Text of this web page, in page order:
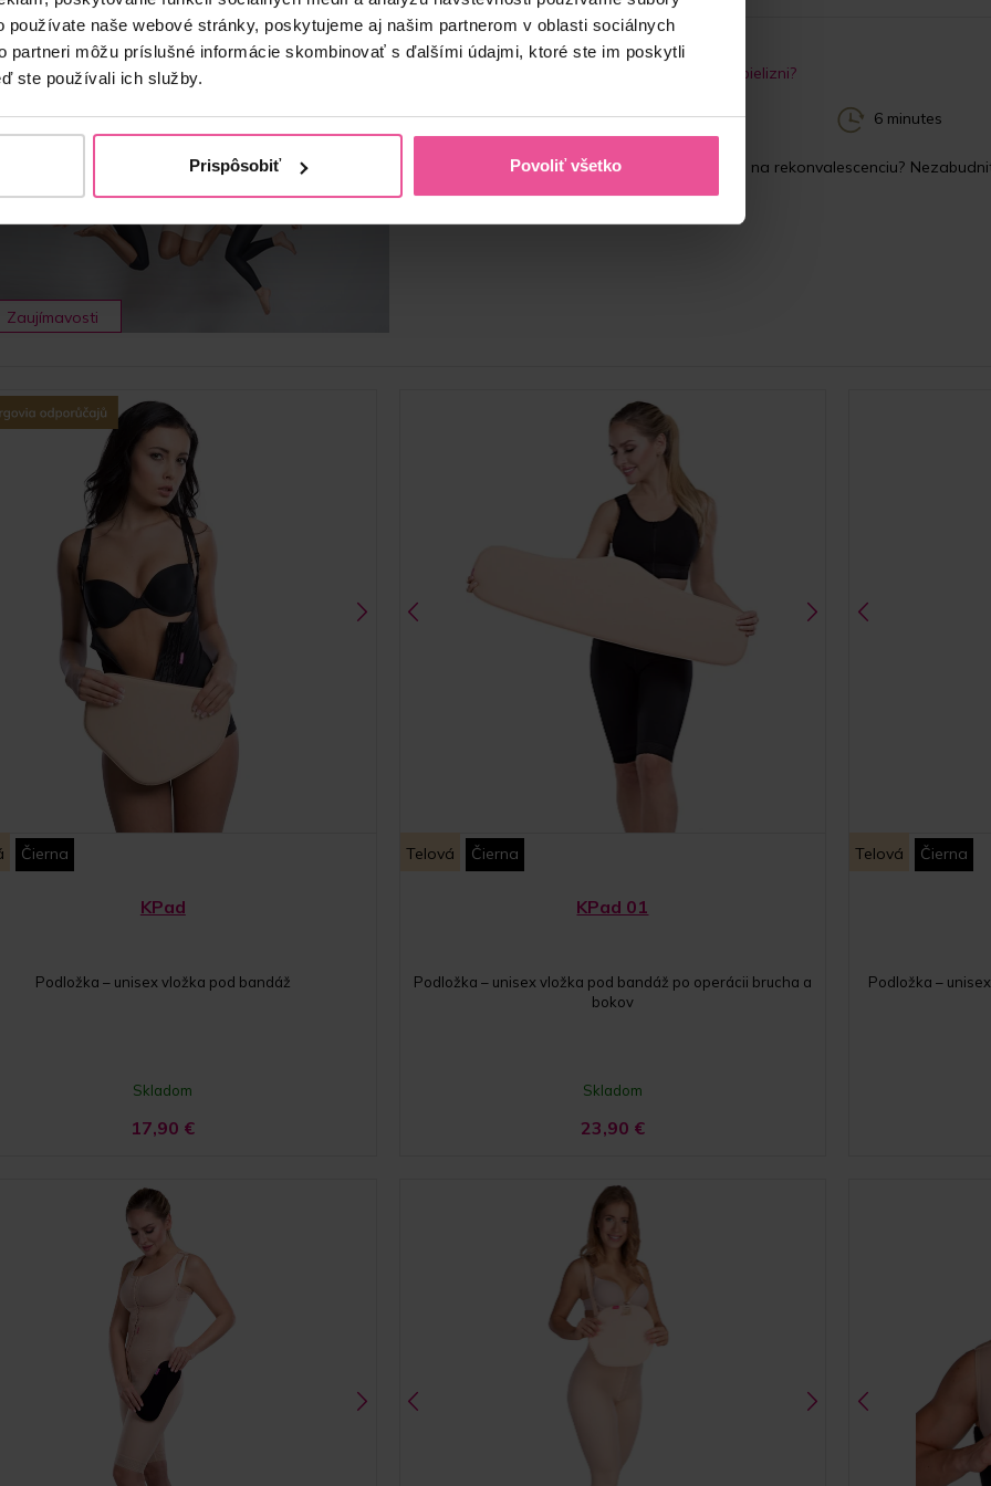
používate naše webové stránky, poskytujeme aj našim partnerom v oblasti sociálnych
partneri môžu príslušné informácie skombinovať s ďalšími údajmi, ktoré ste im poskytli
ste používali ich služby.
Prispôsobiť Povoliť všetko
Zaujímavosti
Čo všetko by ste mali vedieť o kompresívnej bielizni?
19.05.2022 6 minutes
Podstúpili ste chirurgický zákrok a prišiel čas na rekonvalescenciu?
Čierna
KPad
Podložka – unisex vložka pod bandáž
Skladom
17,90 €
Telová Čierna
KPad 01
Podložka – unisex vložka pod bandáž po operácii brucha a
bokov
Skladom
23,90 €
Telová Čierna
Podložka –